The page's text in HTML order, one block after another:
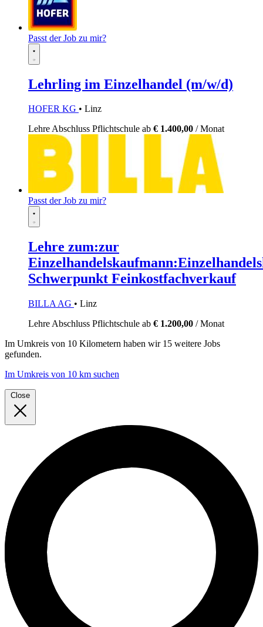
Passt der Job zu mir?
Lehrling im Einzelhandel (m/w/d)
HOFER KG • Linz
LehreAbschluss Pflichtschule ab € 1.400,00 / Monat
Passt der Job zu mir?
Lehre zum:zur
Schwerpunkt Feinkostfachverkauf
BILLA AG • Linz
Lehre Abschluss Pflichtschule ab € 1.200,00 / Monat
Im Umkreis von 10 Kilometern haben wir 15 weitere Jobs
gefunden.
Im Umkreis von 10 km suchen
Close